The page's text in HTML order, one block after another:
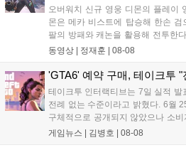
오버워치 신규 영웅 디몬의 플레이
몬은 메카 비스트에 탑승해 한손 검
팔의 방패와 캐논을 활용해 전투한
참격 형태의 궁극기를 보유했고, 메
산의 영웅들 업데이트를 통해 정식
동영상 | 정재훈 08-08
'GTA6' 예약 구매, 테이크투
테이크투 인터랙티브는 7일 실적 발
전례 없는 수준이라고 밝혔다. 6월
구체적으로 공개되지 않았으나 소
11월 19일 PS5와 Xbox 시리즈 X|S
게임뉴스 | 김병호 08-08